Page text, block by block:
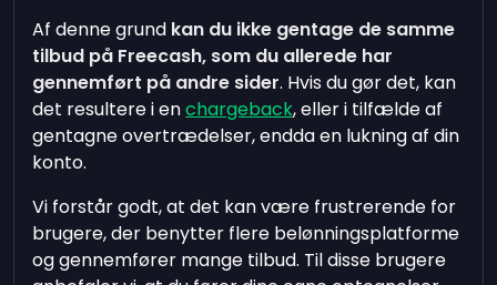
Af denne grund kan du ikke gentage de samme
tilbud på Freecash, som du allerede har
gennemført på andre sider. Hvis du gør det, kan
det resultere i enchargeback, eller i tilfælde af
gentagne overtrædelser, endda en lukning af din
konto.
Vi forstår godt, at det kan være frustrerende for
brugere, der benytter flere belønningsplatforme
og gennemfører mange tilbud. Til disse brugere